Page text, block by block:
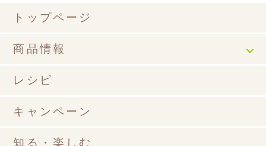
トップページ
商品情報
レシピ
キャンペーン
知る・楽しむ